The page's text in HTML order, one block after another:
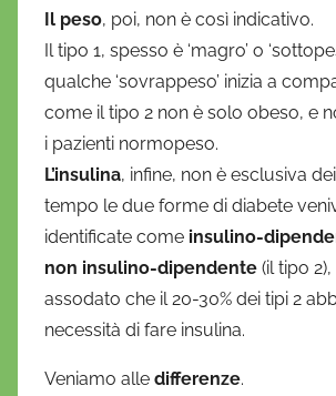
Il peso, poi, non è così indicativo.
Il tipo 1, spesso è ‘magro’ o
qualche ‘sovrappeso’ inizia a
come il tipo 2 non è solo obeso, e
i pazienti normopeso.
L’insulina, infine, non è esclusiva
tempo le due forme di diabete
identificate come insulino-
non insulino-dipendente (il tipo
assodato che il 20-30% dei tipi 2
necessità di fare insulina.
Veniamo alle differenze.